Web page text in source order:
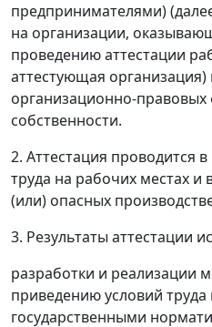
предпринимателями)
на организации,
проведению аттестации
аттестующая
организационно-
собственности.
2. Аттестация проводится
труда на рабочих местах и
(или) опасных
3. Результаты аттестации
разработки и реализации
приведению условий труда
государственными